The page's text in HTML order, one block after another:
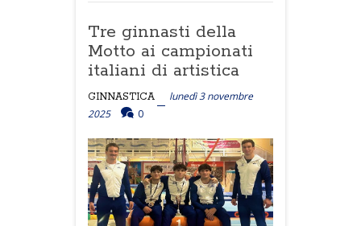
Tre ginnasti della
Motto ai campionati
italiani di artistica
GINNASTICA
lunedì 3 novembre
2025
0